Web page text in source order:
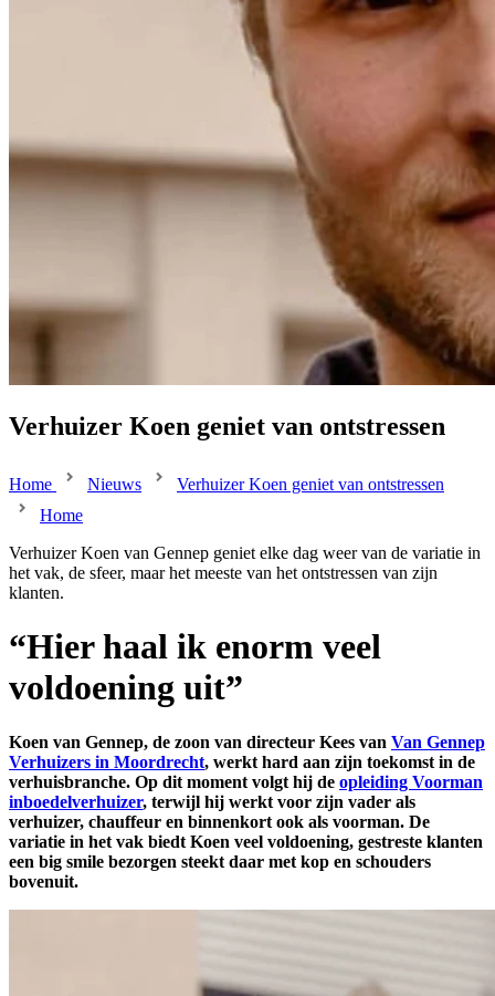
Verhuizer Koen geniet van ontstressen
Home Nieuws
Verhuizer Koen geniet van ontstressen
Home
Verhuizer Koen van Gennep geniet elke dag weer van de variatie in
het vak, de sfeer, maar het meeste van het ontstressen van zijn
klanten.
“Hier haal ik enorm veel
voldoening uit”
Koen van Gennep, de zoon van directeur Kees van Van Gennep
Verhuizers in Moordrecht, werkt hard aan zijn toekomst in de
verhuisbranche. Op dit moment volgt hij de opleiding Voorman
inboedelverhuizer, terwijl hij werkt voor zijn vader als
verhuizer, chauffeur en binnenkort ook als voorman. De
variatie in het vak biedt Koen veel voldoening, gestreste klanten
een big smile bezorgen steekt daar met kop en schouders
bovenuit.